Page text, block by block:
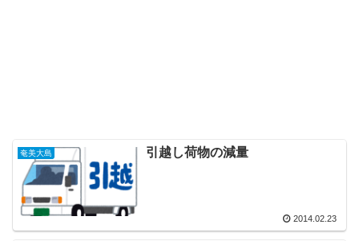
奄美大島 引越し荷物の減量
2014.02.23